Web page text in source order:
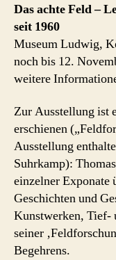
Das achte Feld –
seit 1960
Museum Ludwig,
noch bis 12.
weitere
Zur Ausstellung ist
erschienen
Ausstellung
Suhrkamp):
einzelner Exponate
Geschichten und
Kunstwerken, Tief-
seiner
Begehrens.